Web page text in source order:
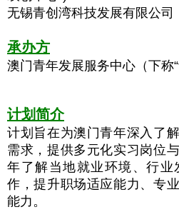
无锡青创湾科技发展有限公司
承办方
澳门青年发展服务中心（下称“
计划简介
计划旨在为澳门青年深入了
需求，提供多元化实习岗位
年了解当地就业环境、行业
作，提升职场适应能力、专
能力 。